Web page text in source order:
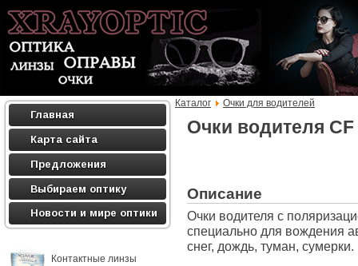
Главная
Карта сайта
Предложения
Выбираем оптику
Новости и мире оптики
Контактные линзы
Каталог Очки для водителей
Очки водителя CF
Описание
Очки водителя с
специально для вождения
снег, дождь, туман, сумерки.